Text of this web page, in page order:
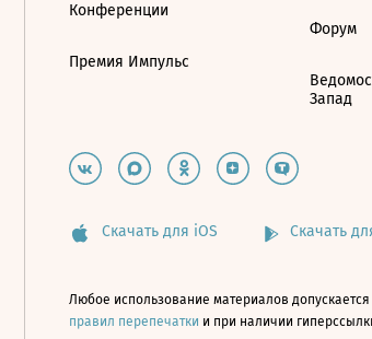
Конференции
Премия Импульс
Форум
Запад
Скачать для iOS Скачать
Любое использование материалов
правил перепечатки и при наличии